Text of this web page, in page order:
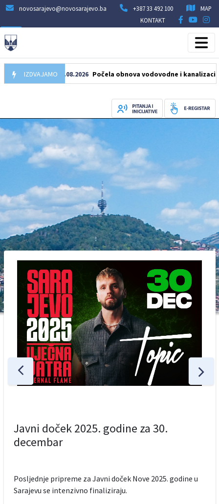
novosarajevo@novosarajevo.ba +387 33 492 100
MAP
KONTAKT
IZDVAJAMO
05.08.2026 Počela obnova vodovodne i kanalizacione
Javni doček 2025. godine za 30.
decembar
Posljednje pripreme za Javni doček Nove 2025. godine u
Sarajevu se intenzivno finaliziraju.